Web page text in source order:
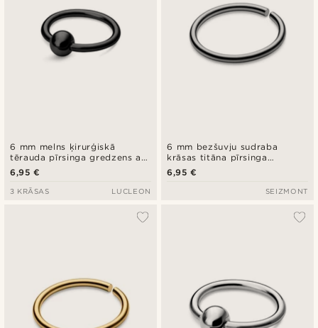
6 mm melns ķirurģiskā
tērauda pīrsinga gredzens ar
bumbiņu
6,95 €
3 KRĀSAS LUCLEON
6 mm bezšuvju sudraba
krāsas titāna pīrsinga
gredzens
6,95 €
SEIZMONT